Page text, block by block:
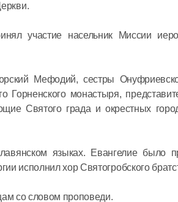
участие насельник Миссии
Мефодий, сестры
Горненского монастыря,
Святого града и окрестных
языках. Евангелие было
исполнил хор Святогробского
со словом проповеди.
языку
06 июля в